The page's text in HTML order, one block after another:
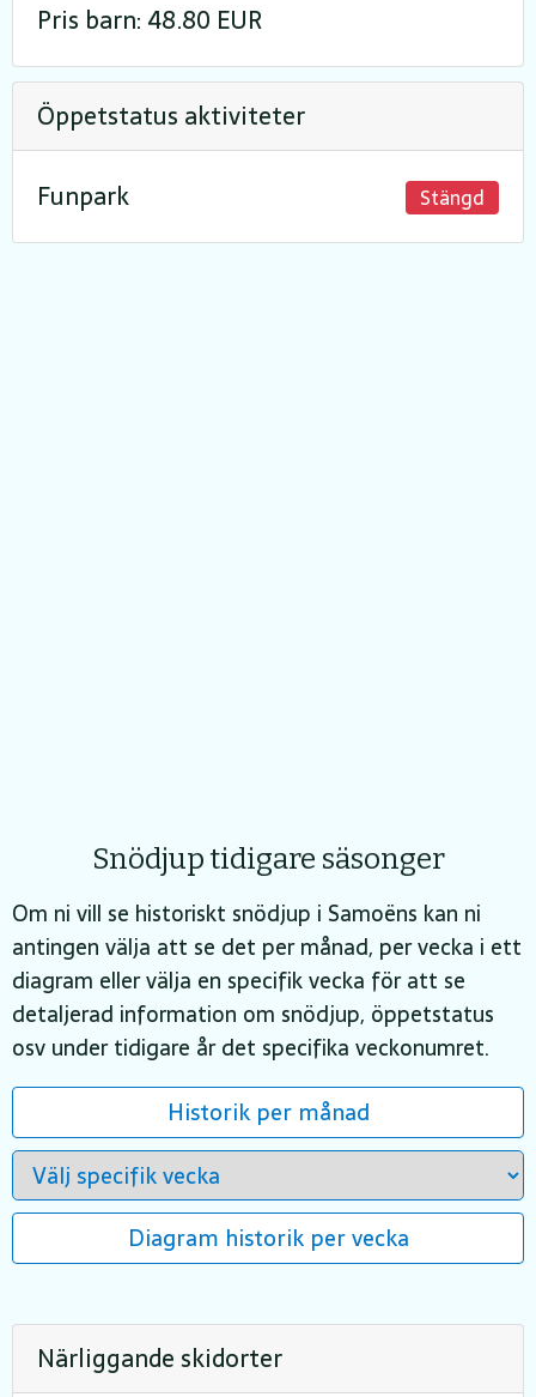
Pris barn: 48.80 EUR
Öppetstatus aktiviteter
Funpark Stängd
Snödjup tidigare säsonger
Om ni vill se historiskt snödjup i Samoëns kan ni
antingen välja att se det per månad, per vecka i ett
diagram eller välja en specifik vecka för att se
detaljerad information om snödjup, öppetstatus
osv under tidigare år det specifika veckonumret.
Historik per månad
Diagram historik per vecka
Närliggande skidorter